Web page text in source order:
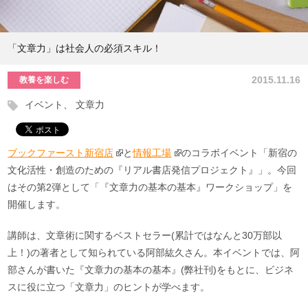
「文章力」は社会人の必須スキル！
2015.11.16
教養を楽しむ
イベント 文章力
ブックファースト新宿店 と情報工場
のコラボイベント「新宿の
文化活性・創造のための『リアル書店発信プロジェクト』」。今回
はその第2弾として「『文章力の基本の基本』ワークショップ」を
開催します。
講師は、文章術に関するベストセラー(累計ではなんと30万部以
上！)の著者として知られている阿部紘久さん。本イベントでは、阿
部さんが書いた『文章力の基本の基本』(弊社刊)をもとに、ビジネ
スに役に立つ「文章力」のヒントが学べます。